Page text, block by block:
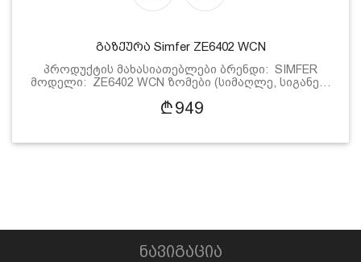
გაზქურა Simfer ZE6402 WCN
პროდუქტის მახასიათებლები ბრენდი: SIMFER
მოდელი: ZE6402 WCN ზომები (სიმაღლე, სიგანე…
949
ნავიგაცია